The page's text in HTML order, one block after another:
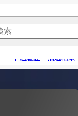
申込履歴・抽選結果